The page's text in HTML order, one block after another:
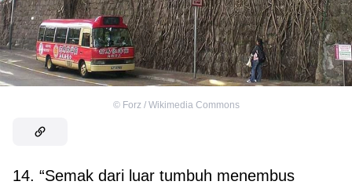
© Forz / Wikimedia Commons
14. “Semak dari luar tumbuh menembus